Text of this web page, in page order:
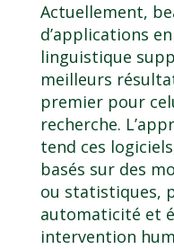
Actuellement,
d’applications
linguistique
meilleurs
premier pour
recherche.
tend ces
basés sur des
ou statistiques,
automaticité et
intervention